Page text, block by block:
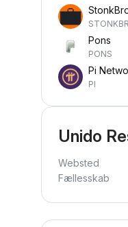
Pons
PONS
Pi
PI
Unido
Websted
Fællesskab